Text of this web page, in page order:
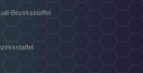
Bezirksstaffel